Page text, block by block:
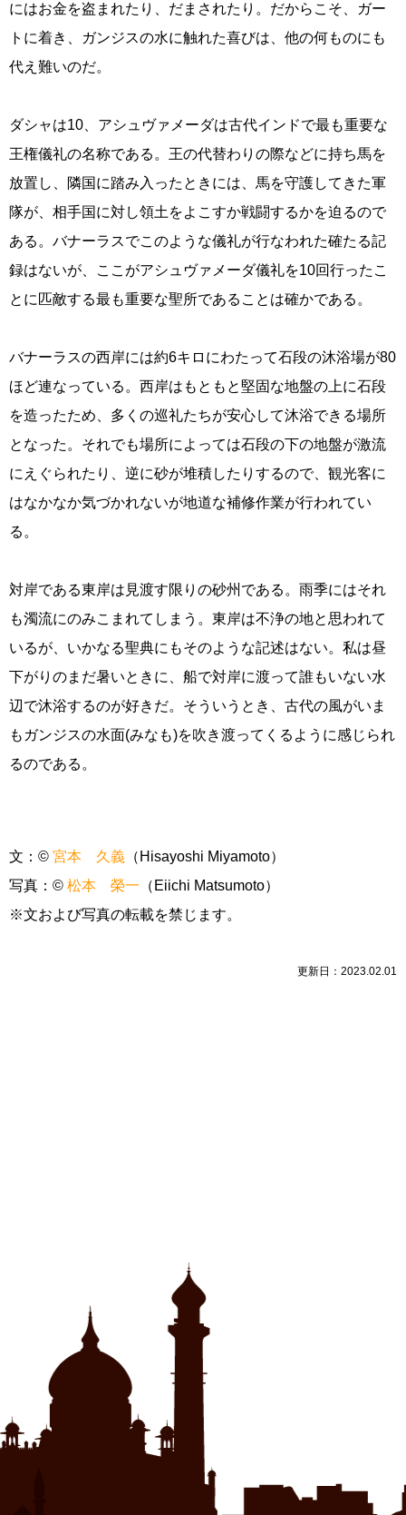
にはお金を盗まれたり、だまされたり。だからこそ、ガー
トに着き、ガンジスの水に触れた喜びは、他の何ものにも
代え難いのだ。
ダシャは10、アシュヴァメーダは古代インドで最も重要な
王権儀礼の名称である。王の代替わりの際などに持ち馬を
放置し、隣国に踏み入ったときには、馬を守護してきた軍
隊が、相手国に対し領土をよこすか戦闘するかを迫るので
ある。バナーラスでこのような儀礼が行なわれた確たる記
録はないが、ここがアシュヴァメーダ儀礼を10回行ったこ
とに匹敵する最も重要な聖所であることは確かである。
バナーラスの西岸には約6キロにわたって石段の沐浴場が80
ほど連なっている。西岸はもともと堅固な地盤の上に石段
を造ったため、多くの巡礼たちが安心して沐浴できる場所
となった。それでも場所によっては石段の下の地盤が激流
にえぐられたり、逆に砂が堆積したりするので、観光客に
はなかなか気づかれないが地道な補修作業が行われてい
る。
対岸である東岸は見渡す限りの砂州である。雨季にはそれ
も濁流にのみこまれてしまう。東岸は不浄の地と思われて
いるが、いかなる聖典にもそのような記述はない。私は昼
下がりのまだ暑いときに、船で対岸に渡って誰もいない水
辺で沐浴するのが好きだ。そういうとき、古代の風がいま
もガンジスの水面(みなも)を吹き渡ってくるように感じられ
るのである。
文： © 宮本 久義 （Hisayoshi Miyamoto）
写真： © 松本 榮一 （Eiichi Matsumoto）
※文および写真の転載を禁じます。
更新日：2023.02.01